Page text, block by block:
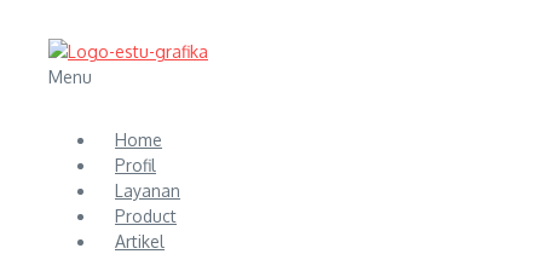
Menu
Home
Profil
Layanan
Product
Artikel